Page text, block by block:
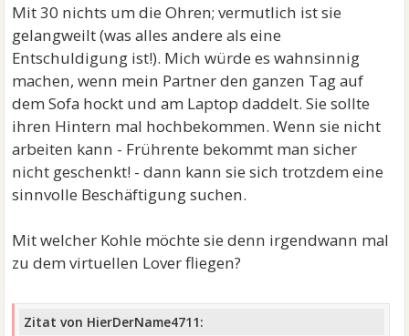
Mit 30 nichts um die Ohren; vermutlich ist sie
gelangweilt (was alles andere als eine
Entschuldigung ist!). Mich würde es wahnsinnig
machen, wenn mein Partner den ganzen Tag auf
dem Sofa hockt und am Laptop daddelt. Sie sollte
ihren Hintern mal hochbekommen. Wenn sie nicht
arbeiten kann - Frührente bekommt man sicher
nicht geschenkt! - dann kann sie sich trotzdem eine
sinnvolle Beschäftigung suchen.
Mit welcher Kohle möchte sie denn irgendwann mal
zu dem virtuellen Lover fliegen?
Zitat von HierDerName4711: